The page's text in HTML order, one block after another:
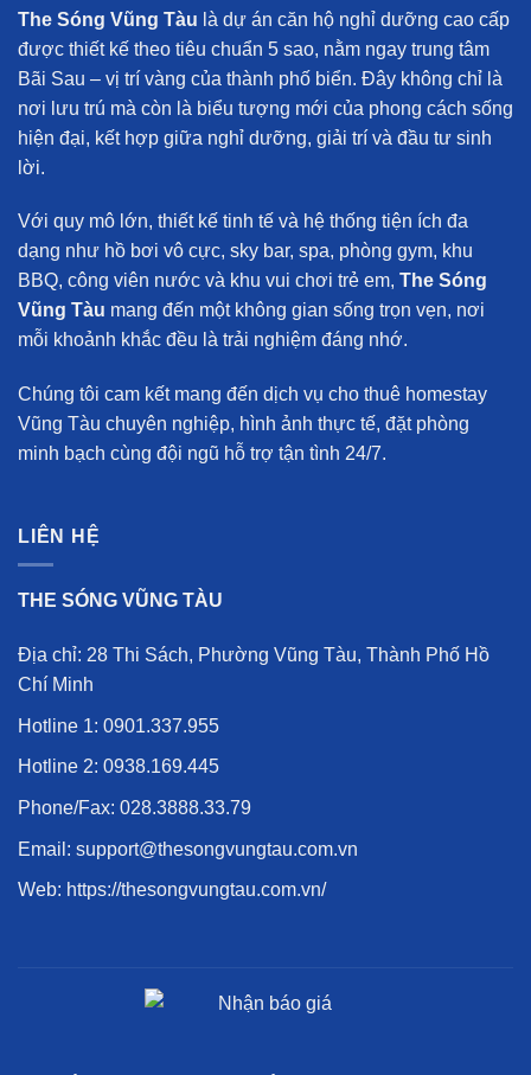
The Sóng Vũng Tàu là dự án căn hộ nghỉ dưỡng cao cấp
được thiết kế theo tiêu chuẩn 5 sao, nằm ngay trung tâm
Bãi Sau – vị trí vàng của thành phố biển. Đây không chỉ là
nơi lưu trú mà còn là biểu tượng mới của phong cách sống
hiện đại, kết hợp giữa nghỉ dưỡng, giải trí và đầu tư sinh
lời.
Với quy mô lớn, thiết kế tinh tế và hệ thống tiện ích đa
dạng như hồ bơi vô cực, sky bar, spa, phòng gym, khu
BBQ, công viên nước và khu vui chơi trẻ em, The Sóng
Vũng Tàu mang đến một không gian sống trọn vẹn, nơi
mỗi khoảnh khắc đều là trải nghiệm đáng nhớ.
Chúng tôi cam kết mang đến dịch vụ cho thuê homestay
Vũng Tàu chuyên nghiệp, hình ảnh thực tế, đặt phòng
minh bạch cùng đội ngũ hỗ trợ tận tình 24/7.
LIÊN HỆ
THE SÓNG VŨNG TÀU
Địa chỉ: 28 Thi Sách, Phường Vũng Tàu, Thành Phố Hồ
Chí Minh
Hotline 1: 0901.337.955
Hotline 2: 0938.169.445
Phone/Fax: 028.3888.33.79
Email: support@thesongvungtau.com.vn
Web: https://thesongvungtau.com.vn/